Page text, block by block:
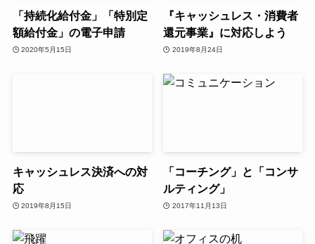
「持続化給付金」「特別定
額給付金」の電子申請
2020年5月15日
『キャッシュレス・消費者
還元事業』に対応しよう
2019年8月24日
キャッシュレス決済への対
応
2019年8月15日
「コーチング」と「コンサ
ルティング」
2017年11月13日